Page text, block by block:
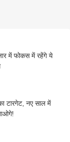
में फोकस में रहेंगे ये
टारगेट, नए साल में